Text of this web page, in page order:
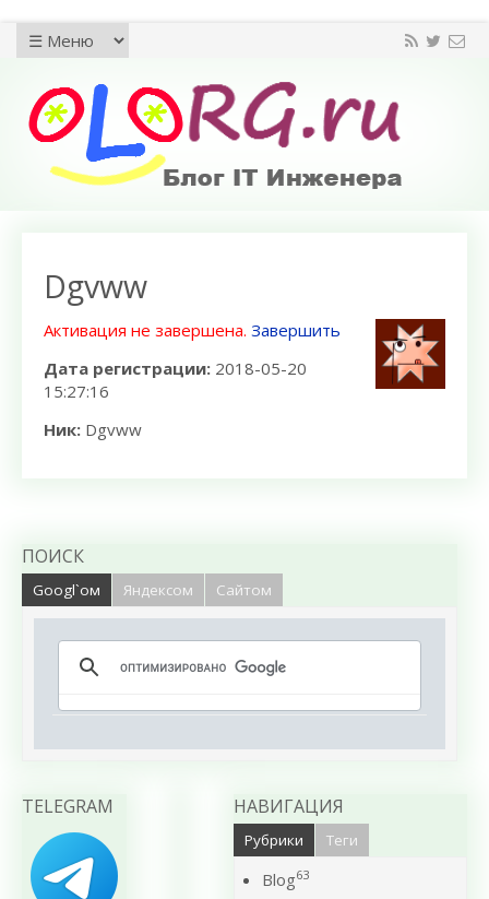
Dgvww
Активация не завершена. Завершить
Дата регистрации: 2018-05-20
15:27:16
Ник: Dgvww
ПОИСК
Googl`ом Яндексом Сайтом
TELEGRAM НАВИГАЦИЯ
Рубрики Теги
Blog63